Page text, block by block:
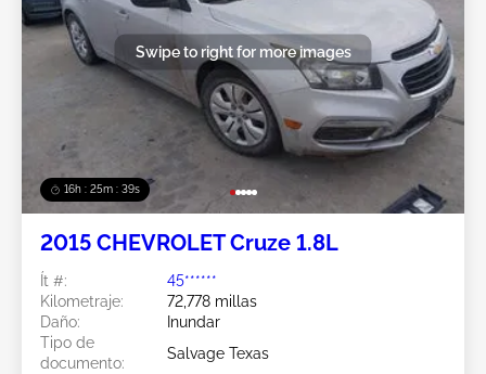
16h : 25m : 37s
Swipe to right for more images
2015 CHEVROLET Cruze 1.8L
Ít #:
45******
Kilometraje:
72,778 millas
Daño:
Inundar
Tipo de
documento:
Salvage Texas